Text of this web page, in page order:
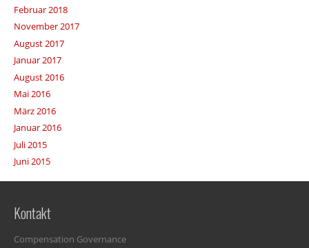
Februar 2018
November 2017
August 2017
Januar 2017
August 2016
Mai 2016
März 2016
Januar 2016
Juli 2015
Juni 2015
Kontakt
Compensation Governance